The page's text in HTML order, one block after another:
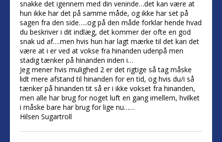
snakke det igennem med din veninde…det kan være at
hun ikke har det på samme måde, og ikke har set på
sagen fra den side…..og på den måde forklar hende hvad
du beskriver i dit indlæg, det kommer der ofte en god
snak ud af….men hvis hun har lagt mærke til det kan det
være at i er ved at vokse fra hinanden udenpå men
stadig tænker på hinanden inden i…
Jeg mener hvis mulighed 2 er det rigtige så tag måske
lidt mere afstand til hinanden for en tid, og hvis du/i så
tænker på hinanden tit så er i ikke vokset fra hinanden,
men alle har brug for noget luft en gang imellem, hvilket
i måske bare har brug for lige nu……
Hilsen Sugartroll